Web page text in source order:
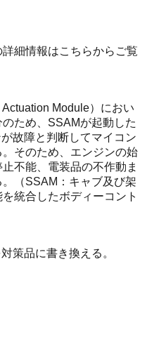
細情報はこちらからご覧
Module）におい
ため、SSAMが起動した
故障と判断してマイコン
そのため、エンジンの始
不能、電装品の不作動ま
（SSAM：キャブ及び架
統合したボディーコント
策品に書き換える。